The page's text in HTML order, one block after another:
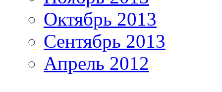
Октябрь 2013
Сентябрь 2013
Апрель 2012